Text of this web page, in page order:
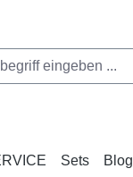
Sets Blog